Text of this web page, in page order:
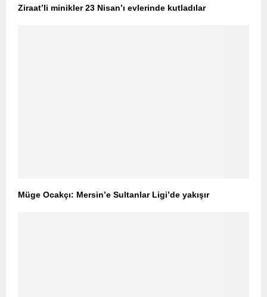
Ziraat’li minikler 23 Nisan’ı evlerinde kutladılar
Müge Ocakçı: Mersin’e Sultanlar Ligi’de yakışır